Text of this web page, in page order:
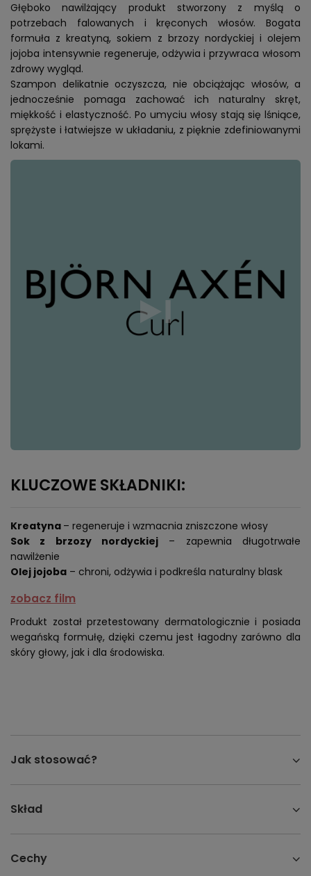
Głęboko nawilżający produkt stworzony z myślą o
potrzebach falowanych i kręconych włosów. Bogata
formuła z kreatyną, sokiem z brzozy nordyckiej i olejem
jojoba intensywnie regeneruje, odżywia i przywraca włosom
zdrowy wygląd.
Szampon delikatnie oczyszcza, nie obciążając włosów, a
jednocześnie pomaga zachować ich naturalny skręt,
miękkość i elastyczność. Po umyciu włosy stają się lśniące,
sprężyste i łatwiejsze w układaniu, z pięknie zdefiniowanymi
lokami.
KLUCZOWE SKŁADNIKI:
Kreatyna – regeneruje i wzmacnia zniszczone włosy
Sok z brzozy nordyckiej – zapewnia długotrwałe
nawilżenie
Olej jojoba – chroni, odżywia i podkreśla naturalny blask
zobacz film
Produkt został przetestowany dermatologicznie i posiada
wegańską formułę, dzięki czemu jest łagodny zarówno dla
skóry głowy, jak i dla środowiska.
Jak stosować?
Skład
Cechy